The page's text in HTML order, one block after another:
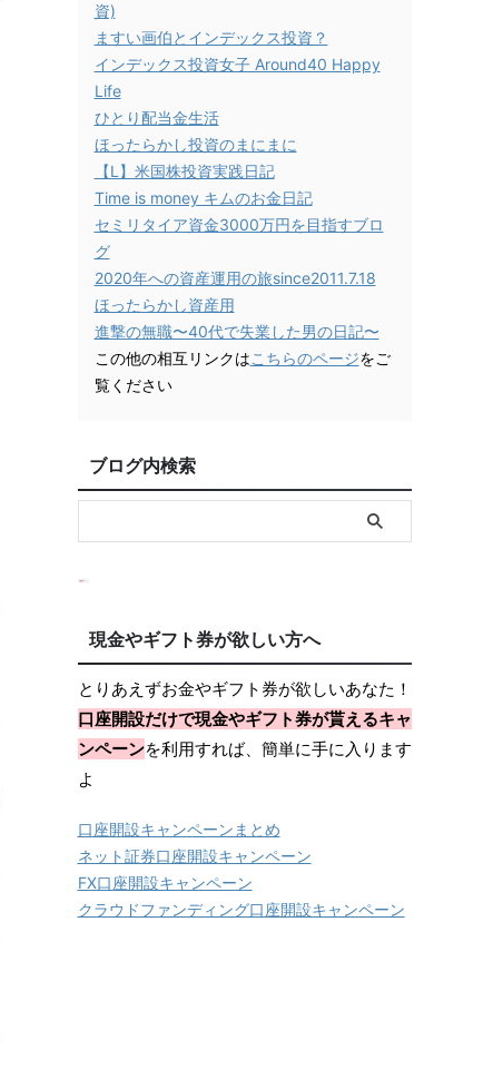
資)
ますい画伯とインデックス投資？
インデックス投資女子 Around40 Happy
Life
ひとり配当金生活
ほったらかし投資のまにまに
【L】米国株投資実践日記
Time is money キムのお金日記
セミリタイア資金3000万円を目指すブロ
グ
2020年への資産運用の旅since2011.7.18
ほったらかし資産用
進撃の無職〜40代で失業した男の日記〜
この他の相互リンクはこちらのページをご
覧ください
ブログ内検索
現金やギフト券が欲しい方へ
とりあえずお金やギフト券が欲しいあなた！
口座開設だけで現金やギフト券が貰えるキャ
ンペーンを利用すれば、簡単に手に入ります
よ
口座開設キャンペーンまとめ
ネット証券口座開設キャンペーン
FX口座開設キャンペーン
クラウドファンディング口座開設キャンペーン